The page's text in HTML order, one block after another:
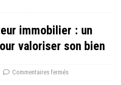
immobilier : un
valoriser son bien
Commentaires fermés